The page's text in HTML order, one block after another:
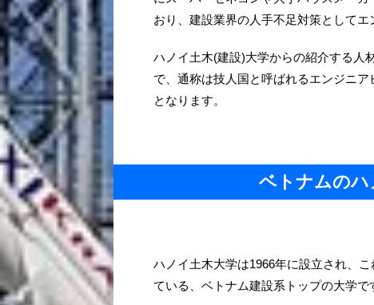
おり、建設業界の人手不足対策としてエ
ハノイ土木(建設)大学からの紹介する人
で、通称は技人国と呼ばれるエンジニ
となります。
ベトナムのハ